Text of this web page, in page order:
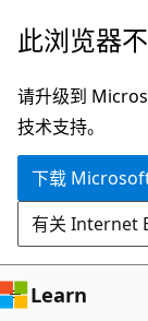
跳
主
要
内
此浏览器
请升级到
技术支持。
下载
有关 Internet
Learn